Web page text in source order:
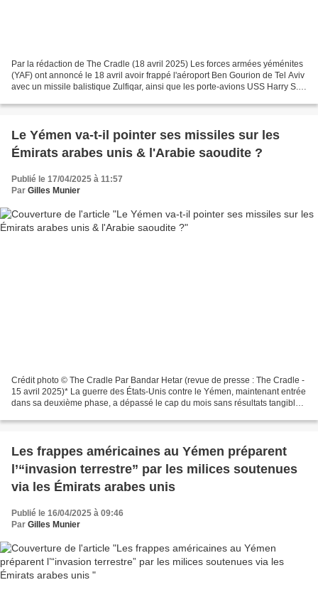
Par la rédaction de The Cradle (18 avril 2025) Les forces armées yéménites
(YAF) ont annoncé le 18 avril avoir frappé l'aéroport Ben Gourion de Tel Aviv
avec un missile balistique Zulfiqar, ainsi que les porte-avions USS Harry S.
Le Yémen va-t-il pointer ses missiles sur les
Émirats arabes unis & l'Arabie saoudite ?
Publié le 17/04/2025 à 11:57
Par Gilles Munier
Crédit photo © The Cradle Par Bandar Hetar (revue de presse : The Cradle -
15 avril 2025)* La guerre des États-Unis contre le Yémen, maintenant entrée
dans sa deuxième phase, a dépassé le cap du mois sans résultats tangibles
Les frappes américaines au Yémen préparent
l’“invasion terrestre” par les milices soutenues
via les Émirats arabes unis
Publié le 16/04/2025 à 09:46
Par Gilles Munier